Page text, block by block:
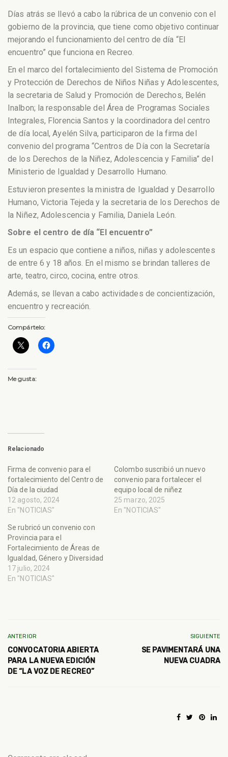
Días atrás se llevó a cabo la rúbrica de un convenio con el
gobierno de la provincia, que tiene como objetivo continuar
mejorando el funcionamiento del centro de día “El
encuentro” que funciona en Recreo.
En el marco del fortalecimiento del Sistema de Promoción
y Protección de Derechos de Niños Niñas y Adolescentes,
la secretaria de Salud y Promoción de Derechos, Belén
Inalbon; la responsable del Área de Programas Sociales
Integrales, Florencia Santos y la coordinadora del centro
de día local, Ayelén Silva, participaron de la firma del
convenio del programa “Centros de Día con la Secretaría
de los Derechos de la Niñez, Adolescencia y Familia” del
Ministerio de Igualdad y Desarrollo Humano.
Estuvieron presentes la ministra de Igualdad y Desarrollo
Humano, Victoria Tejeda y la secretaria de los Derechos de
la Niñez, Adolescencia y Familia, Daniela León.
Sobre el centro de día “El encuentro”
Es un espacio que contiene a niños, niñas y adolescentes
de entre 6 y 18 años. En el mismo se brindan talleres de
arte, teatro, circo, cocina, entre otros.
Además, se llevan a cabo actividades de concientización,
encuentro y recreación.
Compártelo:
Me gusta:
Relacionado
Firma de convenio para el
fortalecimiento del Centro de
Día de la ciudad
12 agosto, 2024
En "NOTICIAS"
Colombo suscribió un nuevo
convenio para fortalecer el
equipo local de niñez
25 marzo, 2025
En "NOTICIAS"
Se rubricó un convenio con
Provincia para el
Fortalecimiento de Áreas de
Igualdad, Género y Diversidad
17 julio, 2024
En "NOTICIAS"
ANTERIOR
CONVOCATORIA ABIERTA
PARA LA NUEVA EDICIÓN
DE “LA VOZ DE RECREO”
SIGUIENTE
SE PAVIMENTARÁ UNA
NUEVA CUADRA